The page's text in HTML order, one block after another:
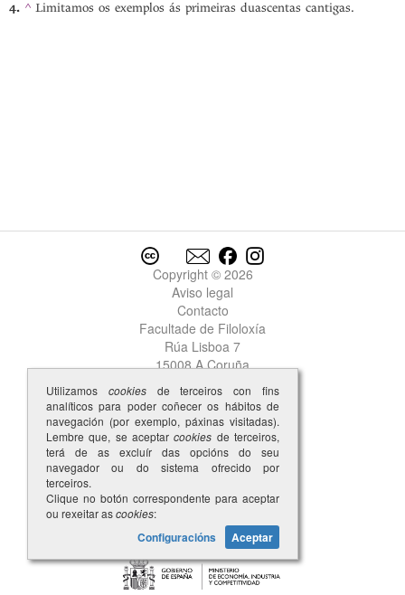
^ Limitamos os exemplos ás primeiras duascentas cantigas.
Copyright © 2026
Aviso legal
Contacto
Facultade de Filoloxía
Rúa Lisboa 7
15008 A Coruña
Utilizamos cookiesde terceiros con fins
analíticos para poder coñecer os hábitos de
navegación (por exemplo, páxinas visitadas).
Lembre que, se aceptarcookies de terceiros,
terá de as excluír das opcións do seu
navegador ou do sistema ofrecido por
terceiros.
Clique no botón correspondente para aceptar
ou rexeitar ascookies:
Configuracións Aceptar